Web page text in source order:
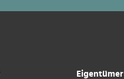
Eigentümer